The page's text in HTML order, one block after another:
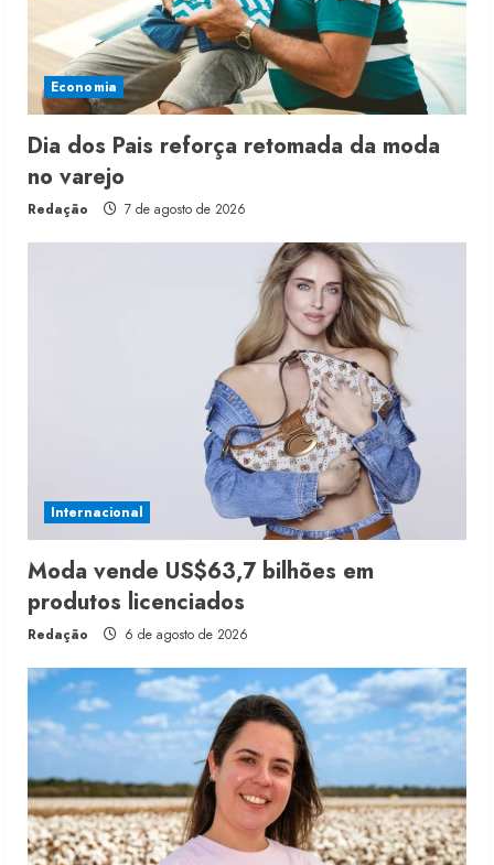
Economia
Dia dos Pais reforça retomada da moda
no varejo
Redação 7 de agosto de 2026
Internacional
Moda vende US$63,7 bilhões em
produtos licenciados
Redação 6 de agosto de 2026